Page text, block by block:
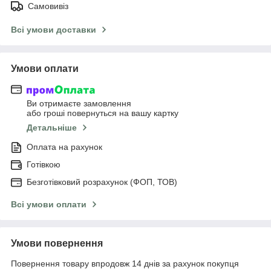
Самовивіз
Всі умови доставки
Умови оплати
Ви отримаєте замовлення
або гроші повернуться на вашу картку
Детальніше
Оплата на рахунок
Готівкою
Безготівковий розрахунок (ФОП, ТОВ)
Всі умови оплати
Умови повернення
Повернення товару впродовж 14 днів за рахунок покупця